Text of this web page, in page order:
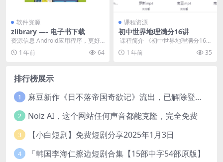
软件资源
zlibrary —- 电子书下载
资源信息 Android应用程序，更好
地与您的移动设备通信。通过简单
方便的界面，...
1 年前 64
课程资源
初中世界地理满分16讲
​ 课程简介 《初中世界地理满分16
讲》由诸葛学堂专业团队打造，
以”...1 年前 35
排行榜展示
1 麻豆新作《日不落帝国奇欲记》流出，已解除登录验证！
2 Noiz AI，这个网站任何声音都能克隆，完全免费
3 【小白短剧】免费短剧分享2025年1月3日
4 「韩国李海仁擦边短剧合集【15部中字54部原版】